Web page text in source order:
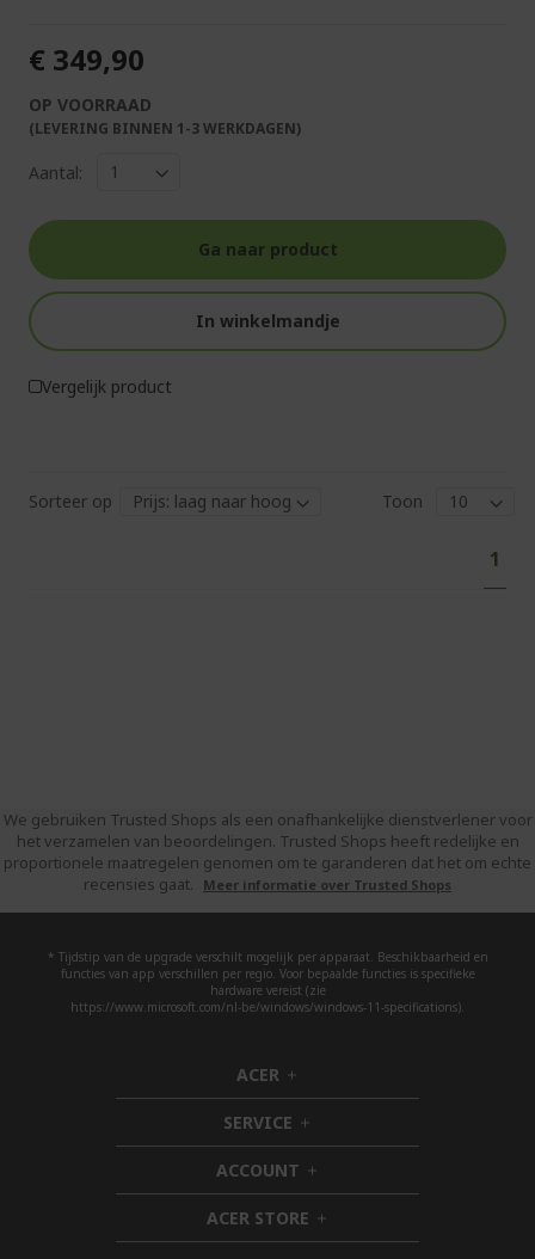
€ 349,90
OP VOORRAAD
(LEVERING BINNEN 1-3 WERKDAGEN)
Aantal:
Ga naar product
In winkelmandje
Vergelijk product
Sorteer op
Toon
U
lees
1
We gebruiken Trusted Shops als een onafhankelijke dienstverlener voor
het verzamelen van beoordelingen. Trusted Shops heeft redelijke en
proportionele maatregelen genomen om te garanderen dat het om echte
recensies gaat.
Meer informatie over Trusted Shops
* Tijdstip van de upgrade verschilt mogelijk per apparaat. Beschikbaarheid en
functies van app verschillen per regio. Voor bepaalde functies is specifieke
hardware vereist (zie
https://www.microsoft.com/nl-be/windows/windows-11-specifications).
ACER h
i
d
d
e
n
SERVICE h
i
d
d
e
n
ACCOUNT h
i
d
d
ACER STORE h
i